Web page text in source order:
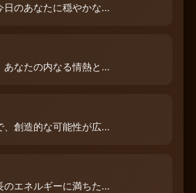
のあなたに穏やかな...
なたの内なる情熱と...
創造的な可能性が広...
エネルギーに満ちた...